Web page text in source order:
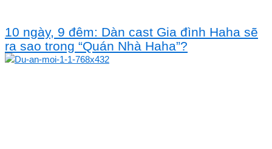
10 ngày, 9 đêm: Dàn cast Gia đình Haha sẽ
ra sao trong “Quán Nhà Haha”?